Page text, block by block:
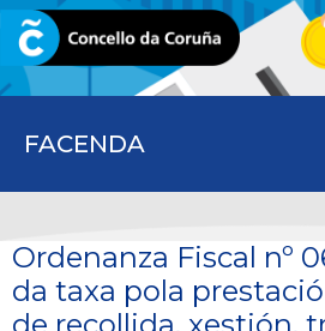
FACENDA
CORUNA.GAL
Ordenanza Fiscal nº
da taxa pola